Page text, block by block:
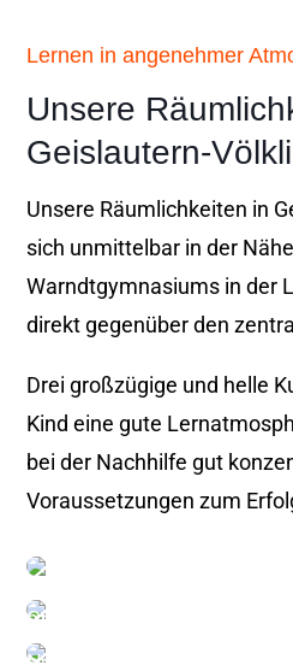
Lernen in angenehmer
Unsere
Geislautern-
Unsere Räumlichkeiten in
sich unmittelbar in der
Warndtgymnasiums in der
direkt gegenüber den
Drei großzügige und helle
Kind eine gute
bei der Nachhilfe gut
Voraussetzungen zum